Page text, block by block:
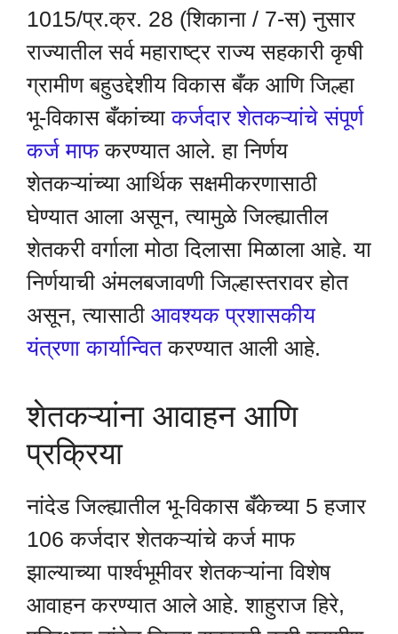
1015/प्र.क्र. 28 (शिकाना / 7-स) नुसार
राज्यातील सर्व महाराष्ट्र राज्य सहकारी कृषी
ग्रामीण बहुउद्देशीय विकास बँक आणि जिल्हा
भू-विकास बँकांच्याकर्जदार शेतकऱ्यांचे संपूर्ण
कर्ज माफकरण्यात आले. हा निर्णय
शेतकऱ्यांच्या आर्थिक सक्षमीकरणासाठी
घेण्यात आला असून, त्यामुळे जिल्ह्यातील
शेतकरी वर्गाला मोठा दिलासा मिळाला आहे. या
निर्णयाची अंमलबजावणी जिल्हास्तरावर होत
असून, त्यासाठी आवश्यक प्रशासकीय
यंत्रणा कार्यान्वितकरण्यात आली आहे.
शेतकऱ्यांना आवाहन आणि
प्रक्रिया
नांदेड जिल्ह्यातील भू-विकास बँकेच्या 5 हजार
106 कर्जदार शेतकऱ्यांचे कर्ज माफ
झाल्याच्या पार्श्वभूमीवर शेतकऱ्यांना विशेष
आवाहन करण्यात आले आहे. शाहुराज हिरे,